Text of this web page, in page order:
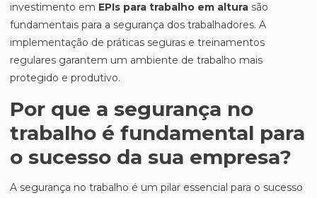
investimento em EPIs para trabalho em altura são
fundamentais para a segurança dos trabalhadores. A
implementação de práticas seguras e treinamentos
regulares garantem um ambiente de trabalho mais
protegido e produtivo.
Por que a segurança no
trabalho é fundamental para
o sucesso da sua empresa?
A segurança no trabalho é um pilar essencial para o sucesso